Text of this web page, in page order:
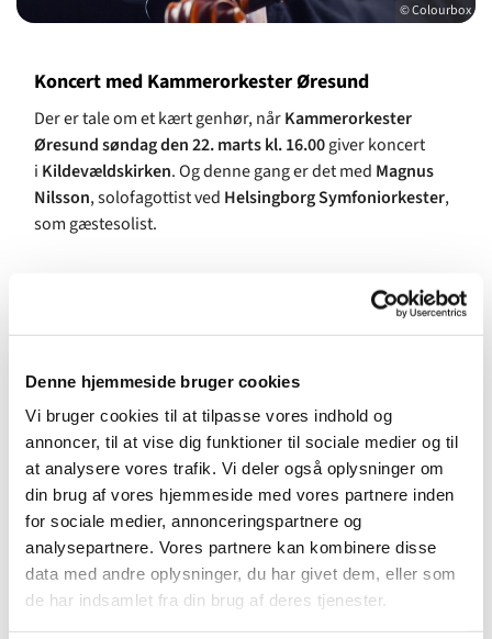
Denne hjemmeside bruger cookies
Vi bruger cookies til at tilpasse vores indhold og
annoncer, til at vise dig funktioner til sociale medier og til
at analysere vores trafik. Vi deler også oplysninger om
din brug af vores hjemmeside med vores partnere inden
for sociale medier, annonceringspartnere og
analysepartnere. Vores partnere kan kombinere disse
data med andre oplysninger, du har givet dem, eller som
de har indsamlet fra din brug af deres tjenester.
© Colourbox
Koncert med Kammerorkester Øresund
Der er tale om et kært genhør, nårKammerorkester
Øresundsøndag den 22. marts kl. 16.00giver koncert
i Kildevældskirken. Og denne gang er det med Magnus
Nilsson, solofagottist ved Helsingborg Symfoniorkester,
som gæstesolist.
Kammerorkester Øresund er et strygeorkester, som blev
dannet i 2005 med det formål at udbygge det kulturelle
og Storkøbenhavn. Tre-fire gange om året giver det
Kildevældskirken blevet et fast stoppested.
Kammerorkester Øresund består af omkring 30
musikere, der er ligeligt fordelt mellem Danmark og
Sverige. Flere af dem er nuværende eller tidligere
professionelle, mens en tredje gruppe er gode
fritidsmusikere.